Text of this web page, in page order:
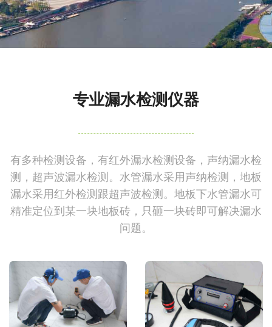
专业漏水检测仪器
有多种检测设备，有红外漏水检测设备，声纳漏水检
测，超声波漏水检测。水管漏水采用声纳检测，地板
漏水采用红外检测跟超声波检测。地板下水管漏水可
精准定位到某一块地板砖，只砸一块砖即可解决漏水
问题。